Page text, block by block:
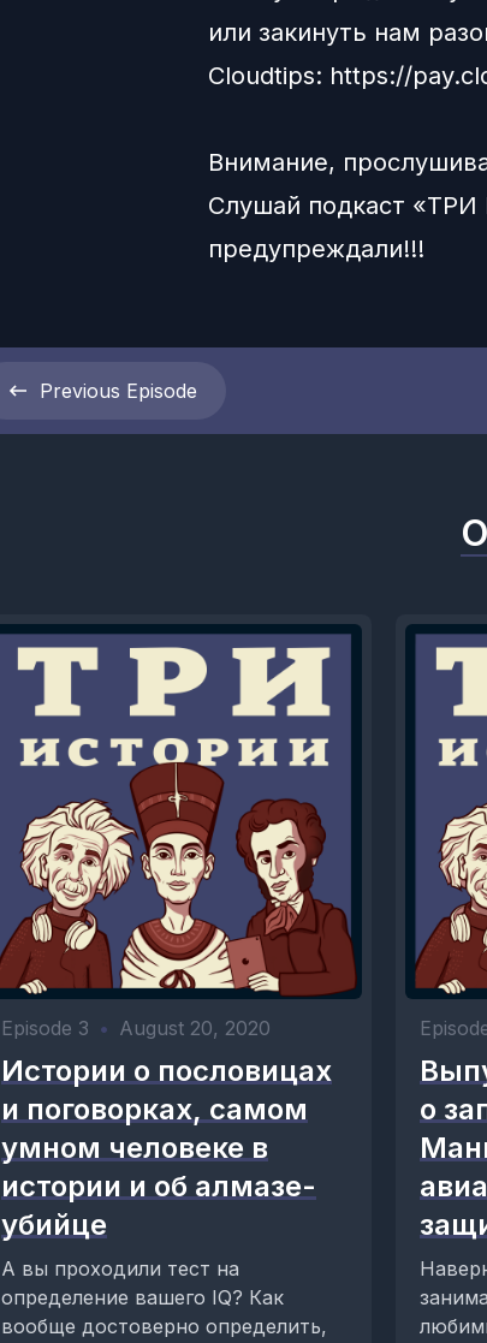
или закинуть нам
Сloudtips: https://
Внимание,
Слушай подкаст
предупреждали!!!
Previous Episode
Episode 3 • August 20, 2020
Истории о пословицах
и поговорках, самом
умном человеке в
истории и об алмазе-
убийце
А вы проходили тест на
определение вашего IQ? Как
вообще достоверно определить,
о